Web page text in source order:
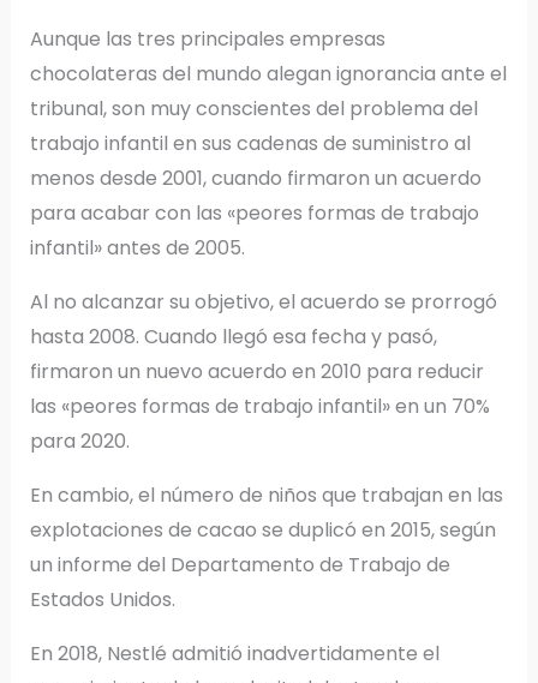
Aunque las tres principales empresas
chocolateras del mundo alegan ignorancia ante el
tribunal, son muy conscientes del problema del
trabajo infantil en sus cadenas de suministro al
menos desde 2001, cuando firmaron un acuerdo
para acabar con las «peores formas de trabajo
infantil» antes de 2005.
Al no alcanzar su objetivo, el acuerdo se prorrogó
hasta 2008. Cuando llegó esa fecha y pasó,
firmaron un nuevo acuerdo en 2010 para reducir
las «peores formas de trabajo infantil» en un 70%
para 2020.
En cambio, el número de niños que trabajan en las
explotaciones de cacao se duplicó en 2015, según
un informe del Departamento de Trabajo de
Estados Unidos.
En 2018, Nestlé admitió inadvertidamente el